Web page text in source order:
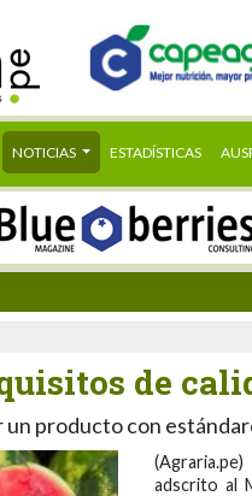
NOTICIAS ESTADÍSTICAS
de
producto con
adscrito al